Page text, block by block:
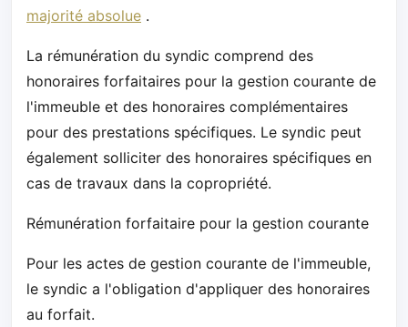
majorité absolue .
La rémunération du syndic comprend des
honoraires forfaitaires pour la gestion courante de
l'immeuble et des honoraires complémentaires
pour des prestations spécifiques. Le syndic peut
également solliciter des honoraires spécifiques en
cas de travaux dans la copropriété.
Rémunération forfaitaire pour la gestion courante
Pour les actes de gestion courante de l'immeuble,
le syndic a l'obligation d'appliquer des honoraires
au forfait.